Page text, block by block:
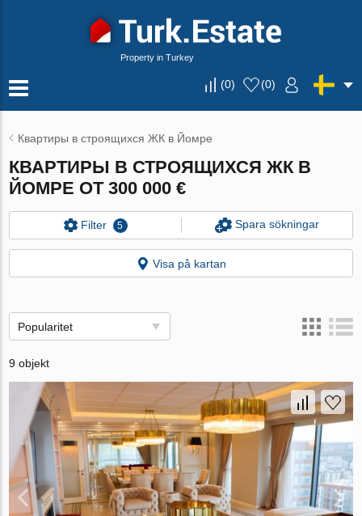
Property in Turkey
(0) (0)
Квартиры в строящихся ЖК в Йомре
КВАРТИРЫ В СТРОЯЩИХСЯ ЖК В
ЙОМРЕ ОТ 300 000 €
Filter 5 Spara sökningar
Visa på kartan
Popularitet
9 objekt